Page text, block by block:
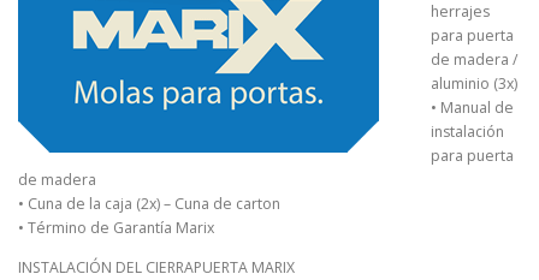
herrajes
para puerta
de madera /
aluminio (3x)
• Manual de
instalación
para puerta
de madera
• Cuna de la caja (2x) – Cuna de carton
• Término de Garantía Marix
INSTALACIÓN DEL CIERRAPUERTA MARIX